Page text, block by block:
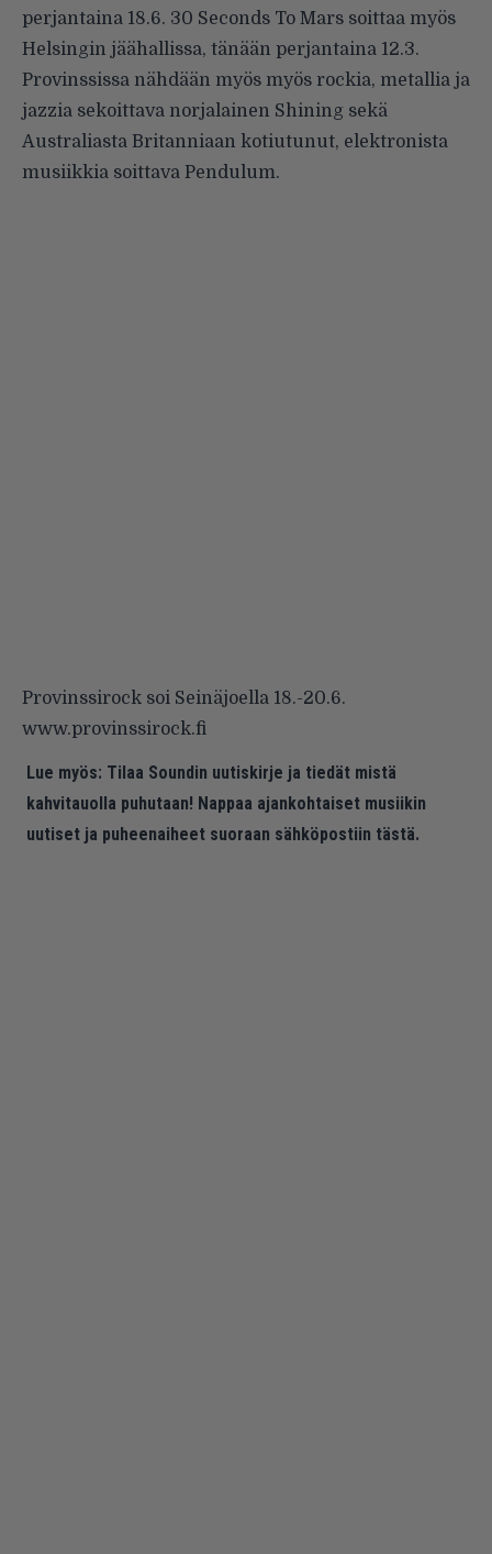
perjantaina 18.6. 30 Seconds To Mars soittaa myös
Helsingin jäähallissa, tänään perjantaina 12.3.
Provinssissa nähdään myös myös rockia, metallia ja
jazzia sekoittava norjalainen Shining sekä
Australiasta Britanniaan kotiutunut, elektronista
musiikkia soittava Pendulum.
Provinssirock soi Seinäjoella 18.-20.6.
www.provinssirock.fi
Lue myös: Tilaa Soundin uutiskirje ja tiedät mistä
kahvitauolla puhutaan! Nappaa ajankohtaiset musiikin
uutiset ja puheenaiheet suoraan sähköpostiin tästä.